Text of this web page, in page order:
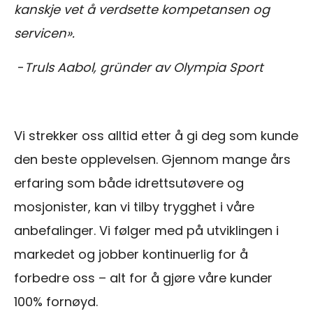
kanskje vet å verdsette kompetansen og
servicen».
- Truls Aabol, gründer av Olympia Sport
Vi strekker oss alltid etter å gi deg som kunde
den beste opplevelsen. Gjennom mange års
erfaring som både idrettsutøvere og
mosjonister, kan vi tilby trygghet i våre
anbefalinger. Vi følger med på utviklingen i
markedet og jobber kontinuerlig for å
forbedre oss – alt for å gjøre våre kunder
100% fornøyd.